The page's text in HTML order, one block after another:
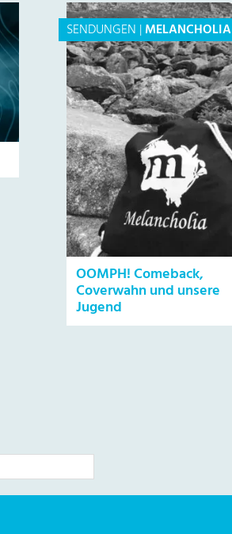
SENDUNGEN |MELANCHOLIA
OOMPH! Comeback,
Coverwahn und unsere
Jugend